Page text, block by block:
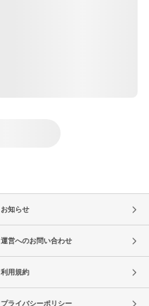
お知らせ
運営へのお問い合わせ
利用規約
プライバシーポリシー